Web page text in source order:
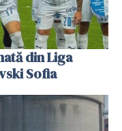
din Liga
Sofia